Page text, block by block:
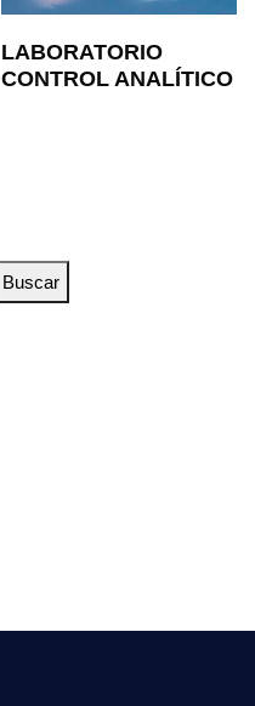
Buscar
LABORATORIO
CONTROL ANALÍTICO